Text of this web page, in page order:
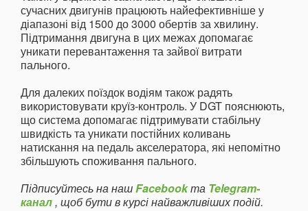
сучасних двигунів працюють найефективніше у
діапазоні від 1500 до 3000 обертів за хвилину.
Підтримання двигуна в цих межах допомагає
уникати перевантаження та зайвої витрати
пального.
Для далеких поїздок водіям також радять
використовувати круїз-контроль. У DGT пояснюють,
що система допомагає підтримувати стабільну
швидкість та уникати постійних коливань
натискання на педаль акселератора, які непомітно
збільшують споживання пального.
Підписуйтесь на нашFacebookта Telegram-
канал, щоб бути в курсі найважливіших подій.